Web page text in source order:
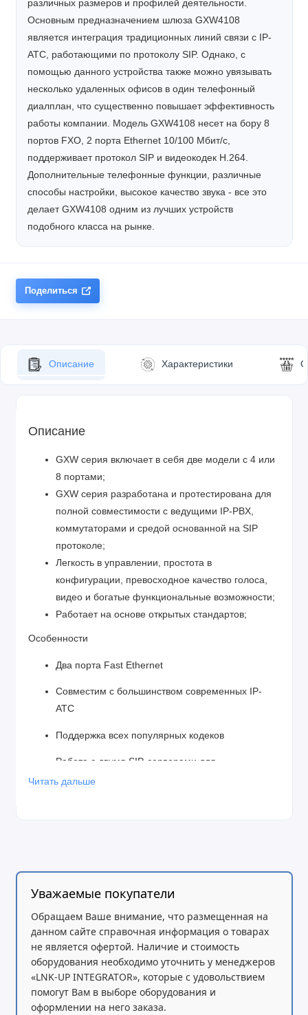
различных размеров и профилей деятельности.
Основным предназначением шлюза GXW4108
является интеграция традиционных линий связи с IP-
АТС, работающими по протоколу SIP. Однако, с
помощью данного устройства также можно увязывать
несколько удаленных офисов в один телефонный
диалплан, что существенно повышает эффективность
работы компании. Модель GXW4108 несет на бору 8
портов FXO, 2 порта Ethernet 10/100 Мбит/с,
поддерживает протокол SIP и видеокодек H.264.
Дополнительные телефонные функции, различные
способы настройки, высокое качество звука - все это
делает GXW4108 одним из лучших устройств
подобного класса на рынке.
Поделиться
Описание Характеристики
Описание
GXW серия включает в себя две модели с 4 или
8 портами;
GXW серия разработана и протестирована для
полной совместимости с ведущими IP-PBX,
коммутаторами и средой основанной на SIP
протоколе;
Легкость в управлении, простота в
конфигурации, превосходное качество голоса,
видео и богатые функциональные возможности;
Работает на основе открытых стандартов;
Особенности
Два порта Fast Ethernet
Совместим с большинством современных IP-
АТС
Поддержка всех популярных кодеков
Работа с двумя SIP-серверами для
отказоустойчивости
Читать дальше
Уважаемые покупатели
Обращаем Ваше внимание, что размещенная на
данном сайте справочная информация о товарах
не является офертой. Наличие и стоимость
оборудования необходимо уточнить у менеджеров
«LNK-UP INTEGRATOR», которые с удовольствием
помогут Вам в выборе оборудования и
оформлении на него заказа.